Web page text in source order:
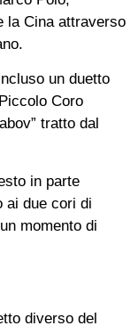
la Cina attraverso
un duetto
Coro
tratto dal
in parte
ai due cori di
momento di
diverso del